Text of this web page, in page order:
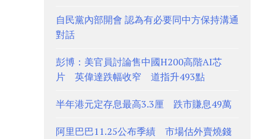
自民黨內部開會 認為有必要同中方保持溝通
對話
彭博：美官員討論售中國H200高階AI芯
片 英偉達跌幅收窄 道指升493點
半年港元定存息最高3.3厘 跌市賺息49萬
阿里巴巴11.25公布季績 市場估外賣燒錢